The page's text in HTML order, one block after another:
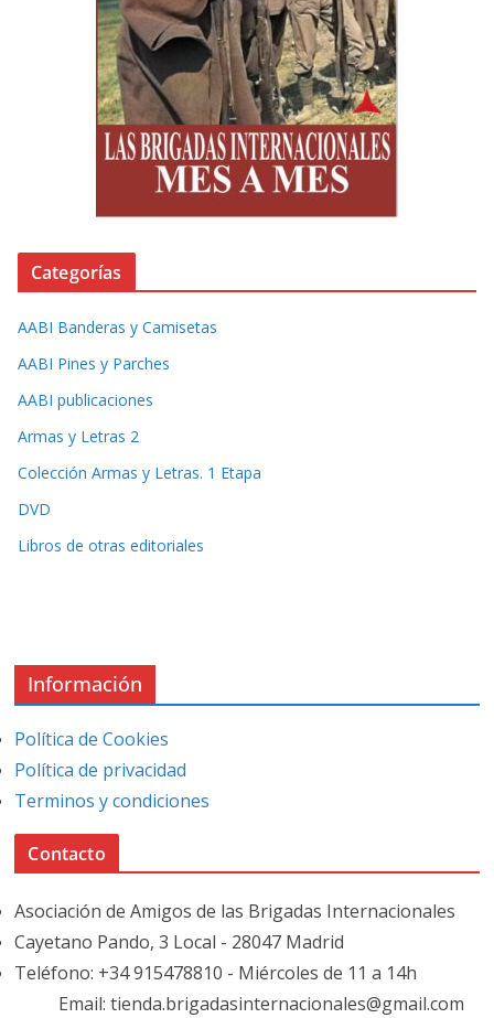
Categorías
AABI Banderas y Camisetas
AABI Pines y Parches
AABI publicaciones
Armas y Letras 2
Colección Armas y Letras. 1 Etapa
DVD
Libros de otras editoriales
Información
Política de Cookies
Política de privacidad
Terminos y condiciones
Contacto
Asociación de Amigos de las Brigadas Internacionales
Cayetano Pando, 3 Local - 28047 Madrid
Teléfono: +34 915478810 - Miércoles de 11 a 14h
Email: tienda.brigadasinternacionales@gmail.com